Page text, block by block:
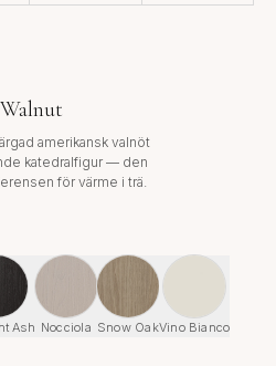
amerikansk valnöt
katedralfigur — den
för värme i trä.
Ash Nocciola Snow OakVino Bianco